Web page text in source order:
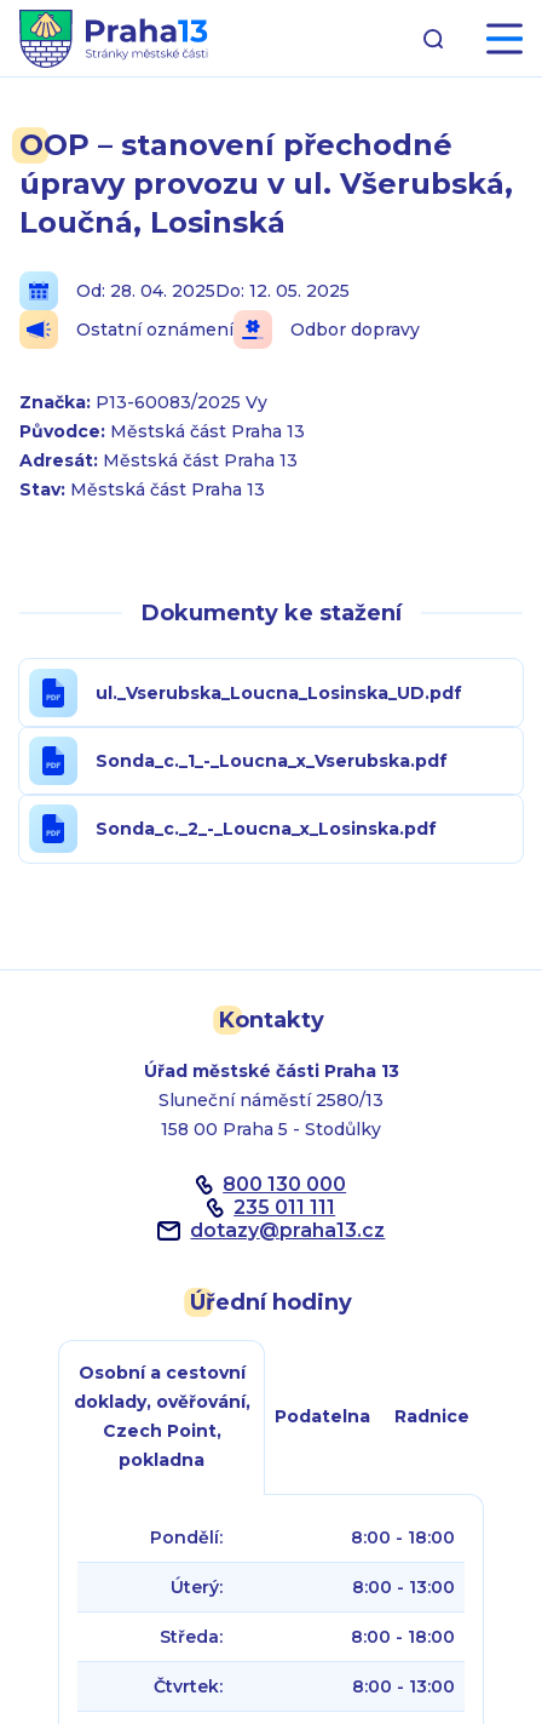
OOP – stanovení přechodné
úpravy provozu v ul. Všerubská,
Loučná, Losinská
Od: 28. 04. 2025Do: 12. 05. 2025
Ostatní oznámení
Odbor dopravy
Značka: P13-60083/2025 Vy
Původce: Městská část Praha 13
Adresát: Městská část Praha 13
Stav: Městská část Praha 13
Dokumenty ke stažení
ul._Vserubska_Loucna_Losinska_UD.pdf
Sonda_c._1_-_Loucna_x_Vserubska.pdf
Sonda_c._2_-_Loucna_x_Losinska.pdf
Kontakty
Úřad městské části Praha 13
Sluneční náměstí 2580/13
158 00 Praha 5 - Stodůlky
800 130 000
235 011 111
dotazy@praha13.cz
Úřední hodiny
Osobní a cestovní
doklady, ověřování,
Czech Point,
pokladna
Podatelna Radnice
Pondělí: 8:00 - 18:00
Úterý: 8:00 - 13:00
Středa: 8:00 - 18:00
Čtvrtek: 8:00 - 13:00